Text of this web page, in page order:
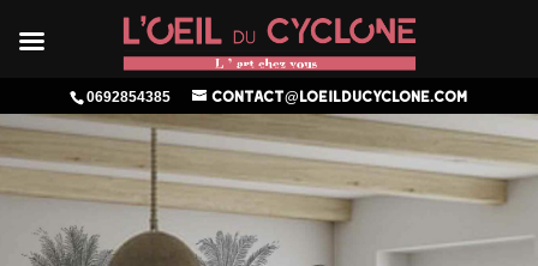
0692854385 contact@loeilducyclone.com